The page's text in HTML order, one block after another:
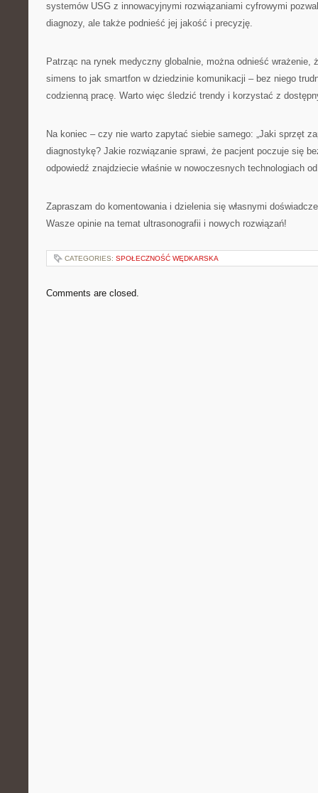
systemów USG z innowacyjnymi rozwiązaniami cyfrowymi
diagnozy, ale także podnieść jej jakość i precyzję.
Patrząc na rynek medyczny globalnie, można odnieść wrażenie,
simens to jak smartfon w dziedzinie komunikacji – bez niego
codzienną pracę. Warto więc śledzić trendy i korzystać z
Na koniec – czy nie warto zapytać siebie samego: „Jaki sprzęt
diagnostykę? Jakie rozwiązanie sprawi, że pacjent poczuje się
odpowiedź znajdziecie właśnie w nowoczesnych technologiach
Zapraszam do komentowania i dzielenia się własnymi
Wasze opinie na temat ultrasonografii i nowych rozwiązań!
CATEGORIES: SPOŁECZNOŚĆ WĘDKARSKA
Comments are closed.